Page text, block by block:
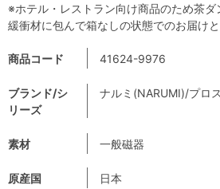
商品コード 41624-9976
ブランド/シ
リーズ
ナルミ(NARUMI)/プロ
素材 一般磁器
原産国 日本
※ホテル・レストラン向け商品のため茶
緩衝材に包んで箱なしの状態でのお届けと